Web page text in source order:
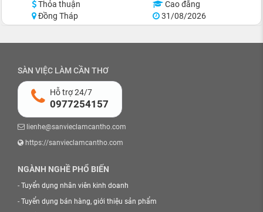
Thỏa thuận
Cao đẳng
Đồng Tháp
31/08/2026
SÀN VIỆC LÀM CẦN THƠ
Hỗ trợ 24/7
0977254157
lienhe@sanvieclamcantho.com
https://sanvieclamcantho.com
NGÀNH NGHỀ PHỔ BIẾN
- Tuyển dụng nhân viên kinh doanh
- Tuyển dụng bán hàng, giới thiệu sản phẩm